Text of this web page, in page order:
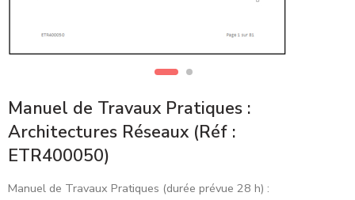
Manuel de Travaux Pratiques :
Architectures Réseaux (Réf :
ETR400050)
Manuel de Travaux Pratiques (durée prévue 28 h) :